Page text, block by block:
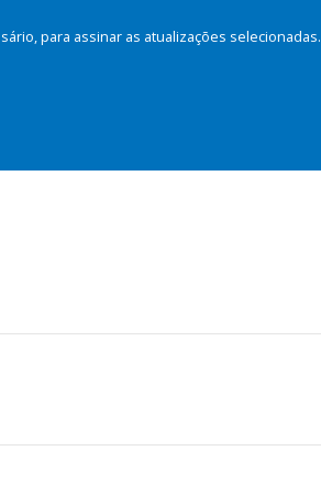
para assinar as atualizações selecionadas.